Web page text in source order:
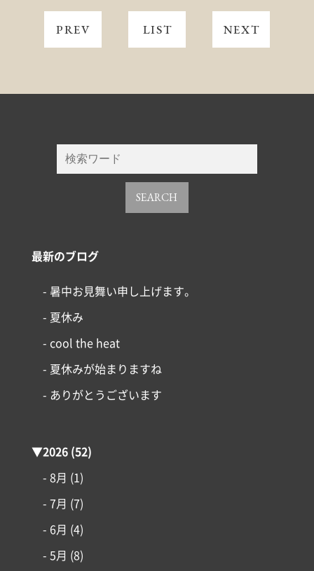
SEARCH
最新のブログ
- 暑中お見舞い申し上げます。
- 夏休み
- cool the heat
- 夏休みが始まりますね
- ありがとうございます
▼2026(52)
- 8月 (1)
- 7月 (7)
- 6月 (4)
- 5月 (8)
PREV LIST NEXT